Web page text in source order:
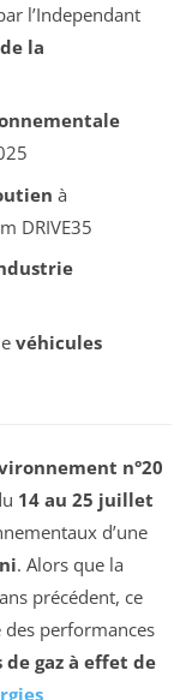
l’Independant
la
à
DRIVE35
véhicules
n°20
14 au 25 juillet
d’une
. Alors que la
précédent, ce
performances
de gaz à effet de